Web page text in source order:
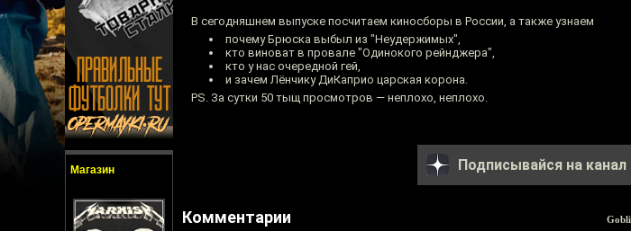
Магазин
В сегодняшнем выпуске посчитаем киносборы в России, а также узнаем
почему Брюска выбыл из "Неудержимых",
кто виноват в провале "Одинокого рейнджера",
кто у нас очередной гей,
и зачем Лёнчику ДиКаприо царская корона.
PS. За сутки 50 тыщ просмотров — неплохо, неплохо.
Подписывайся на канал
Комментарии